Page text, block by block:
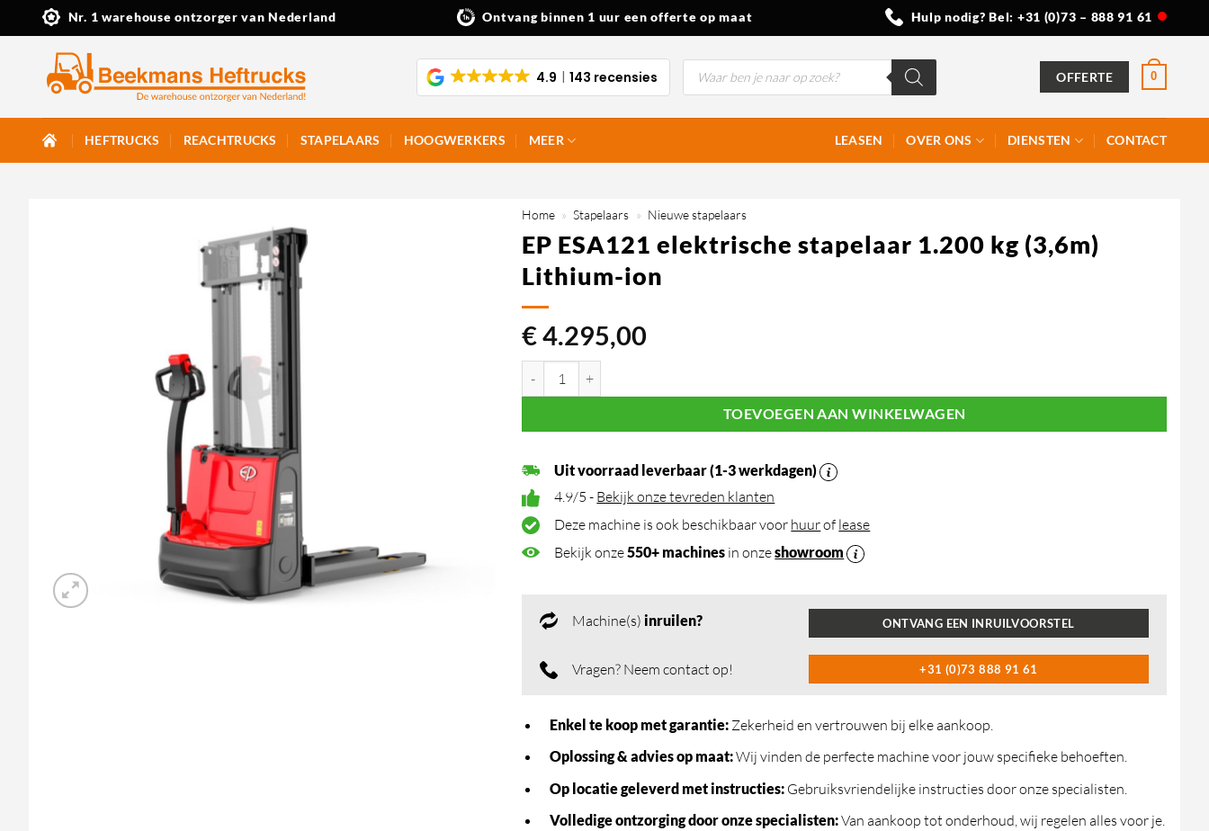
naar
Nr. 1 warehouse ontzorger van Nederland Ontvang binnen 1 uur een offerte op maat Hulp nodig? Bel: +31 (0)73 – 888 91 61
4.9 143 recensies
Producten
zoeken
OFFERTE 0
HEFTRUCKS REACHTRUCKS STAPELAARS HOOGWERKERS MEER LEASEN OVER ONS DIENSTEN CONTACT
Home » Stapelaars » Nieuwe stapelaars
EP ESA121 elektrische stapelaar 1.200 kg (3,6m)
Lithium-ion
€4.295,00
TOEVOEGEN AAN WINKELWAGEN
Uit voorraad leverbaar (1-3 werkdagen)
4.9/5 - Bekijk onze tevreden klanten
Deze machine is ook beschikbaar voor huurof lease
Bekijk onze550+ machines in onzeshowroom
Machine(s) inruilen? ONTVANG EEN INRUILVOORSTEL
Vragen? Neem contact op! +31 (0)73 888 91 61
Enkel te koop met garantie: Zekerheid en vertrouwen bij elke aankoop.
Oplossing & advies op maat:Wij vinden de perfecte machine voor jouw specifieke behoeften.
Op locatie geleverd met instructies: Gebruiksvriendelijke instructies door onze specialisten.
Volledige ontzorging door onze specialisten:Van aankoop tot onderhoud, wij regelen alles voor je.